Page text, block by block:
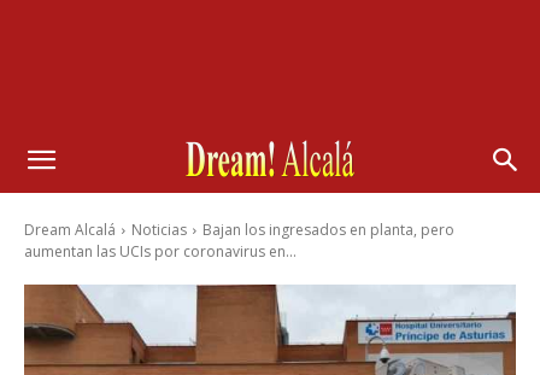
Dream Alcalá Noticias
Bajan los ingresados en planta, pero
aumentan las UCIs por coronavirus en...